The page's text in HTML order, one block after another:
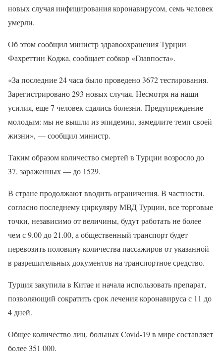
новых случая инфицирования коронавирусом, семь человек
умерли.
Об этом сообщил министр здравоохранения Турции
Фахреттин Коджа, сообщает собкор «Главпоста».
«За последние 24 часа было проведено 3672 тестирования.
Зарегистрировано 293 новых случая. Несмотря на наши
усилия, еще 7 человек сдались болезни. Предупреждение
молодым: мы не вышли из эпидемии, замедлите темп своей
жизни», — сообщил министр.
Таким образом количество смертей в Турции возросло до
37, зараженных — до 1529.
В стране продолжают вводить ограничения. В частности,
согласно последнему циркуляру МВД Турции, все торговые
точки, независимо от величины, будут работать не более
чем с 9.00 до 21.00, а общественный транспорт будет
перевозить половину количества пассажиров от указанной
в разрешительных документов на транспортное средство.
Турция закупила в Китае и начала использовать препарат,
позволяющий сократить срок лечения коронавируса с 11 до
4 дней.
Общее количество лиц, больных Covid-19 в мире составляет
более 351 000.